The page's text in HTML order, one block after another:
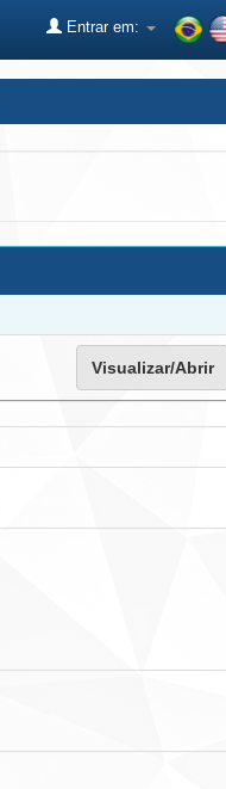
Entrar em:
Visualizar/Abrir